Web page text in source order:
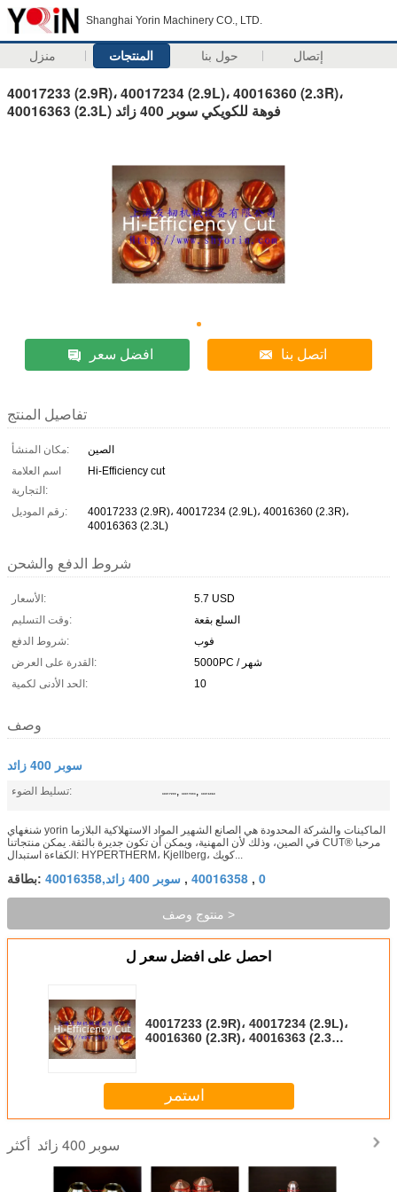
Shanghai Yorin Machinery CO., LTD.
منزل المنتجات حول بنا إتصال
40017233 (2.9R)، 40017234 (2.9L)، 40016360 (2.3R)،
40016363 (2.3L) فوهة للكويكي سوبر 400 زائد
افضل سعر اتصل بنا
تفاصيل المنتج
مكان المنشأ:
الصين
اسم العلامة
التجارية:
Hi-Efficiency cut
رقم الموديل:
40017233 (2.9R)، 40017234 (2.9L)، 40016360 (2.3R)،
40016363 (2.3L)
شروط الدفع والشحن
الأسعار:
5.7 USD
وقت التسليم:
السلع بقعة
شروط الدفع:
فوب
القدرة على العرض:
5000PC / شهر
الحد الأدنى لكمية:
10
وصف
سوبر 400 زائد
تسليط الضوء: 40017233 , 40017234 , 40016360
شنغهاي yorin الماكينات والشركة المحدودة هي الصانع الشهير المواد الاستهلاكية البلازما
في الصين، وذلك لأن المهنية، ويمكن أن تكون جديرة بالثقة. يمكن منتجاتنا CUT® مرحبا
الكفاءة استبدال: HYPERTHERM، Kjellberg، كويك...
بطاقة: سوبر 400 زائد,40016358 , 40016358 , 0
منتوج وصف >
احصل على افضل سعر ل
40017233 (2.9R)، 40017234 (2.9L)،
40016360 (2.3R)، 40016363 (2.3L)
استمر
سوبر 400 زائد